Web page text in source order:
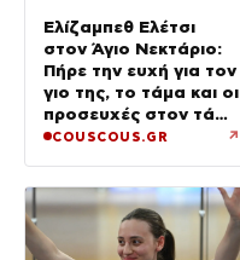
Ελίζαμπεθ Ελέτσι
στον Άγιο Νεκτάριο:
Πήρε την ευχή για τον
γιο της, το τάμα και οι
προσευχές στον τάφο
του Αγίου
COUSCOUS.GR ↗